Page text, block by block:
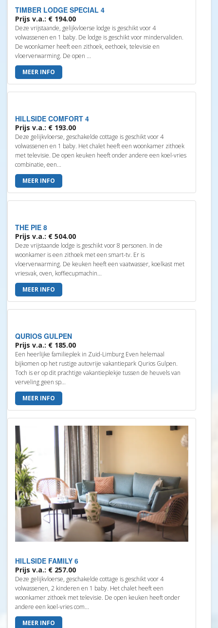
TIMBER LODGE SPECIAL 4
Prijs v.a.: € 194.00
Deze vrijstaande, gelijkvloerse lodge is geschikt voor 4
volwassenen en 1 baby. De lodge is geschikt voor mindervaliden.
De woonkamer heeft een zithoek, eethoek, televisie en
vloerverwarming. De open ...
MEER INFO
HILLSIDE COMFORT 4
Prijs v.a.: € 193.00
Deze gelijkvloerse, geschakelde cottage is geschikt voor 4
volwassenen en 1 baby. Het chalet heeft een woonkamer zithoek
met televisie. De open keuken heeft onder andere een koel-vries
combinatie, een...
MEER INFO
THE PIE 8
Prijs v.a.: € 504.00
Deze vrijstaande lodge is geschikt voor 8 personen. In de
woonkamer is een zithoek met een smart-tv. Er is
vloerverwarming. De keuken heeft een vaatwasser, koelkast met
vriesvak, oven, koffiecupmachin...
MEER INFO
QURIOS GULPEN
Prijs v.a.: € 185.00
Een heerlijke familieplek in Zuid-Limburg Even helemaal
bijkomen op het rustige autovrije vakantiepark Qurios Gulpen.
Toch is er op dit prachtige vakantieplekje tussen de heuvels van
verveling geen sp...
MEER INFO
HILLSIDE FAMILY 6
Prijs v.a.: € 257.00
Deze gelijkvloerse, geschakelde cottage is geschikt voor 4
volwassenen, 2 kinderen en 1 baby. Het chalet heeft een
woonkamer zithoek met televisie. De open keuken heeft onder
andere een koel-vries com...
MEER INFO